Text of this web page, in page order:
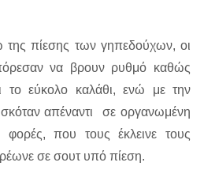
της πίεσης των γηπεδούχων, οι
να βρουν ρυθμό καθώς
το εύκολο καλάθι, ενώ με την
απέναντι σε οργανωμένη
που τους έκλεινε τους
σε σουτ υπό πίεση.